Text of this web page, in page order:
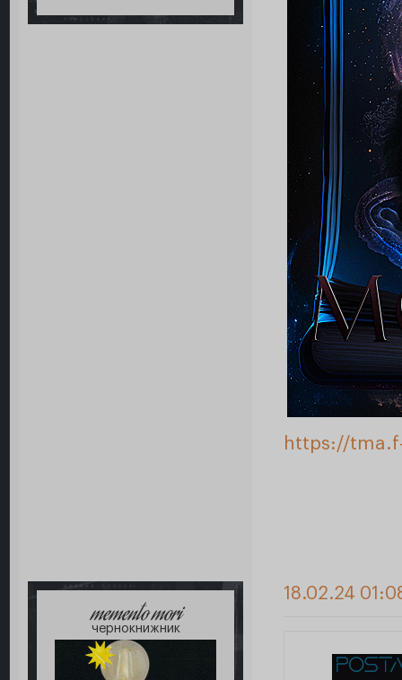
https://
memento mori
чернокнижник
18.02.24